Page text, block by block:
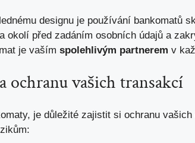
designu je​ používání bankomatů
okolí před zadáním osobních údajů a
je vaším spolehlivým partnerem v
ochranu vašich ⁣transakcí
je důležité zajistit si ochranu